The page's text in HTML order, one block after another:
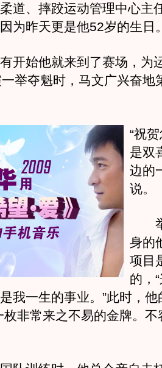
、摔跤运动管理中心主
为昨天更是他52岁的生日
始他就来到了赛场，为
举夺魁时，马文广兴奋地
“祝
是双
边的
说。
举
身的
项目
的，
我一生的事业。”此时，
枚非常来之不易的金牌。